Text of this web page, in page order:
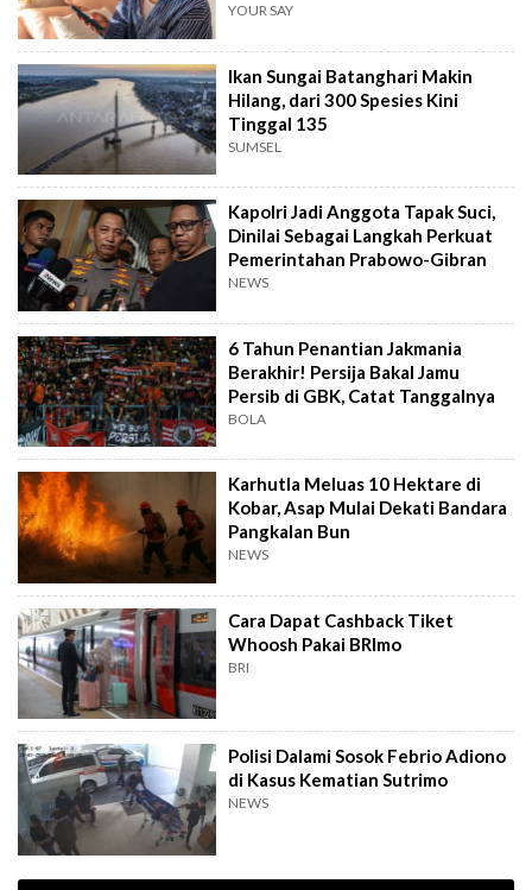
YOUR SAY
Ikan Sungai Batanghari Makin
Hilang, dari 300 Spesies Kini
Tinggal 135
SUMSEL
Kapolri Jadi Anggota Tapak Suci,
Dinilai Sebagai Langkah Perkuat
Pemerintahan Prabowo-Gibran
NEWS
6 Tahun Penantian Jakmania
Berakhir! Persija Bakal Jamu
Persib di GBK, Catat Tanggalnya
BOLA
Karhutla Meluas 10 Hektare di
Kobar, Asap Mulai Dekati Bandara
Pangkalan Bun
NEWS
Cara Dapat Cashback Tiket
Whoosh Pakai BRImo
BRI
Polisi Dalami Sosok Febrio Adiono
di Kasus Kematian Sutrimo
NEWS